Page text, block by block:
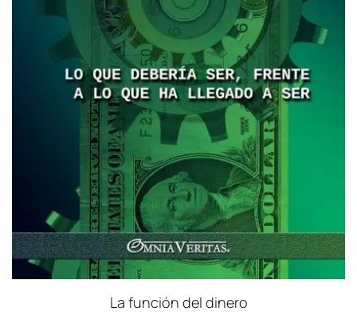
La función del dinero